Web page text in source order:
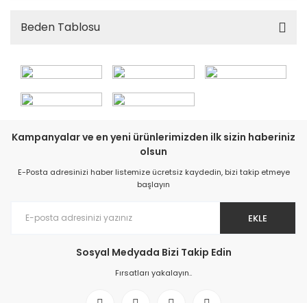
Beden Tablosu
Kampanyalar ve en yeni ürünlerimizden ilk sizin haberiniz
olsun
E-Posta adresinizi haber listemize ücretsiz kaydedin, bizi takip etmeye
başlayın
EKLE
Sosyal Medyada Bizi Takip Edin
Fırsatları yakalayın..